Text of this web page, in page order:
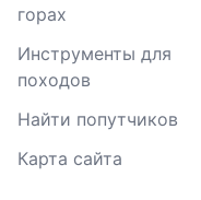
горах
Инструменты для
походов
Найти попутчиков
Карта сайта